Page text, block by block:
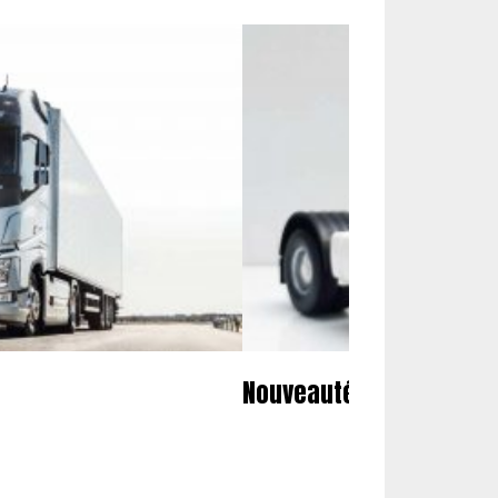
Nouveautés miniatures